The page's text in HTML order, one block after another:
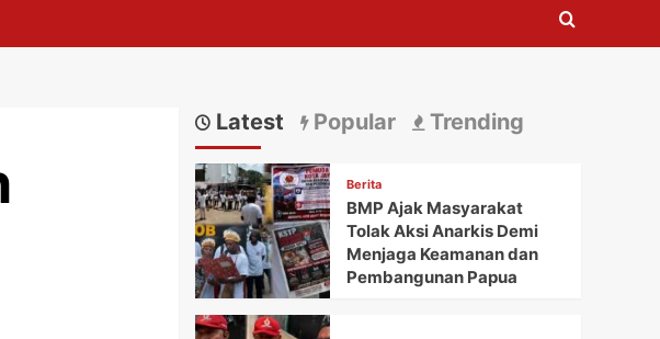
Latest Popular Trending
Berita
BMP Ajak Masyarakat
Tolak Aksi Anarkis Demi
Menjaga Keamanan dan
Pembangunan Papua